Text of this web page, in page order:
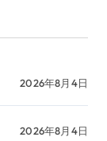
2026年8月4日
2026年8月4日